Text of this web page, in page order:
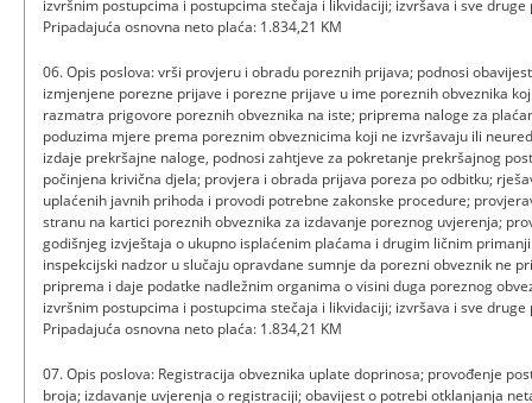
izvršnim postupcima i postupcima stečaja i likvidaciji; izvršava i sve
Pripadajuća osnovna neto plaća: 1.834,21 KM
06. Opis poslova: vrši provjeru i obradu poreznih prijava; podnosi
izmjenjene porezne prijave i porezne prijave u ime poreznih obveznika
razmatra prigovore poreznih obveznika na iste; priprema naloge za
poduzima mjere prema poreznim obveznicima koji ne izvršavaju ili
izdaje prekršajne naloge, podnosi zahtjeve za pokretanje prekršajnog
počinjena krivična djela; provjera i obrada prijava poreza po odbitku;
uplaćenih javnih prihoda i provodi potrebne zakonske procedure;
stranu na kartici poreznih obveznika za izdavanje poreznog uvjerenja;
godišnjeg izvještaja o ukupno isplaćenim plaćama i drugim ličnim
inspekcijski nadzor u slučaju opravdane sumnje da porezni obveznik ne
priprema i daje podatke nadležnim organima o visini duga poreznog
izvršnim postupcima i postupcima stečaja i likvidaciji; izvršava i sve
Pripadajuća osnovna neto plaća: 1.834,21 KM
07. Opis poslova: Registracija obveznika uplate doprinosa; provođenje
broja; izdavanje uvjerenja o registraciji; obavijest o potrebi otklanjanja